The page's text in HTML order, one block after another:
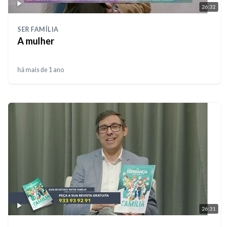
26:32
SER FAMÍLIA
A mulher
há mais de 1 ano
26:31